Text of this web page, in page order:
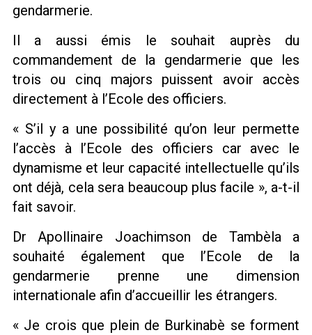
gendarmerie.
Il a aussi émis le souhait auprès du
commandement de la gendarmerie que les
trois ou cinq majors puissent avoir accès
directement à l’Ecole des officiers.
« S’il y a une possibilité qu’on leur permette
l’accès à l’Ecole des officiers car avec le
dynamisme et leur capacité intellectuelle qu’ils
ont déjà, cela sera beaucoup plus facile », a-t-il
fait savoir.
Dr Apollinaire Joachimson de Tambèla a
souhaité également que l’Ecole de la
gendarmerie prenne une dimension
internationale afin d’accueillir les étrangers.
« Je crois que plein de Burkinabè se forment